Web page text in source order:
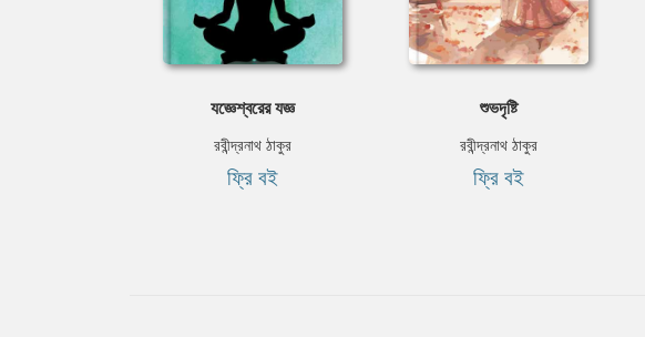
যজ্ঞেশ্বরের যজ্ঞ
রবীন্দ্রনাথ ঠাকুর
ফ্রি বই
শুভদৃষ্টি
রবীন্দ্রনাথ ঠাকুর
ফ্রি বই